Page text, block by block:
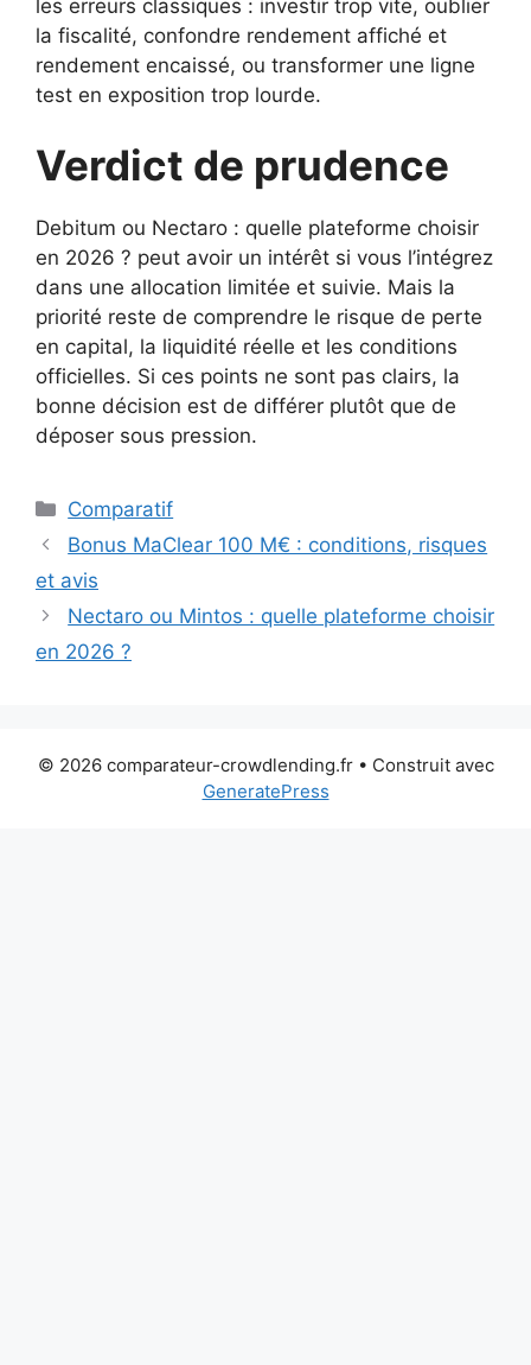
les erreurs classiques : investir trop vite, oublier
la fiscalité, confondre rendement affiché et
rendement encaissé, ou transformer une ligne
test en exposition trop lourde.
Verdict de prudence
Debitum ou Nectaro : quelle plateforme choisir
en 2026 ? peut avoir un intérêt si vous l’intégrez
dans une allocation limitée et suivie. Mais la
priorité reste de comprendre le risque de perte
en capital, la liquidité réelle et les conditions
officielles. Si ces points ne sont pas clairs, la
bonne décision est de différer plutôt que de
déposer sous pression.
Catégories
Comparatif
Bonus MaClear 100 M€ : conditions, risques
et avis
Nectaro ou Mintos : quelle plateforme choisir
en 2026 ?
© 2026 comparateur-crowdlending.fr• Construit avec
GeneratePress